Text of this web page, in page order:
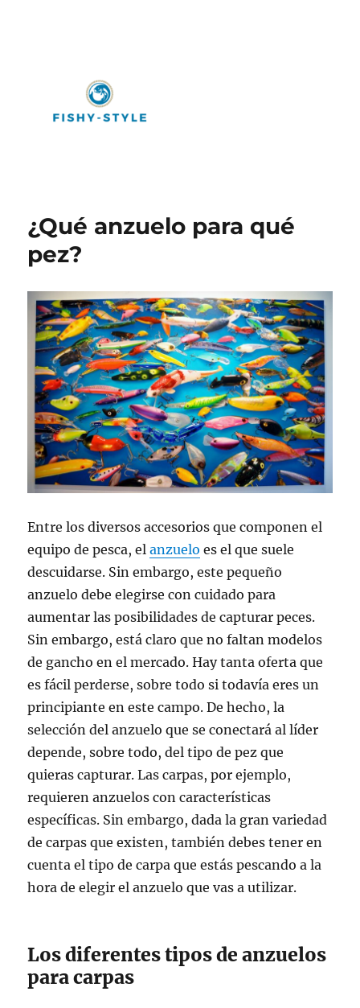
¿Qué anzuelo para qué
pez?
Entre los diversos accesorios que componen el
equipo de pesca, elanzuelo es el que suele
descuidarse. Sin embargo, este pequeño
anzuelo debe elegirse con cuidado para
aumentar las posibilidades de capturar peces.
Sin embargo, está claro que no faltan modelos
de gancho en el mercado. Hay tanta oferta que
es fácil perderse, sobre todo si todavía eres un
principiante en este campo. De hecho, la
selección del anzuelo que se conectará al líder
depende, sobre todo, del tipo de pez que
quieras capturar. Las carpas, por ejemplo,
requieren anzuelos con características
específicas. Sin embargo, dada la gran variedad
de carpas que existen, también debes tener en
cuenta el tipo de carpa que estás pescando a la
hora de elegir el anzuelo que vas a utilizar.
Los diferentes tipos de anzuelos
para carpas